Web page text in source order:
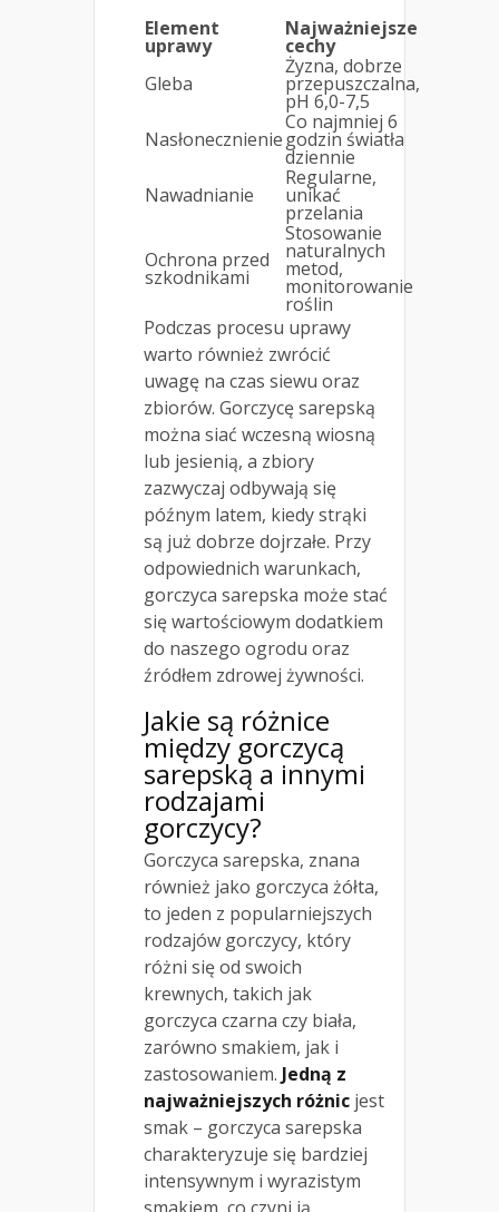
Element
uprawy
Najważniejsze
cechy
Gleba
Żyzna, dobrze
przepuszczalna,
pH 6,0-7,5
Nasłonecznienie
Co najmniej 6
godzin światła
dziennie
Nawadnianie
Regularne,
unikać
przelania
Ochrona przed
szkodnikami
Stosowanie
naturalnych
metod,
monitorowanie
roślin
Podczas procesu uprawy
warto również zwrócić
uwagę na czas siewu oraz
zbiorów. Gorczycę sarepską
można siać wczesną wiosną
lub jesienią, a zbiory
zazwyczaj odbywają się
późnym latem, kiedy strąki
są już dobrze dojrzałe. Przy
odpowiednich warunkach,
gorczyca sarepska może stać
się wartościowym dodatkiem
do naszego ogrodu oraz
źródłem zdrowej żywności.
Jakie są różnice
między gorczycą
sarepską a innymi
rodzajami
gorczycy?
Gorczyca sarepska, znana
również jako gorczyca żółta,
to jeden z popularniejszych
rodzajów gorczycy, który
różni się od swoich
krewnych, takich jak
gorczyca czarna czy biała,
zarówno smakiem, jak i
zastosowaniem. Jedną z
najważniejszych różnic jest
smak – gorczyca sarepska
charakteryzuje się bardziej
intensywnym i wyrazistym